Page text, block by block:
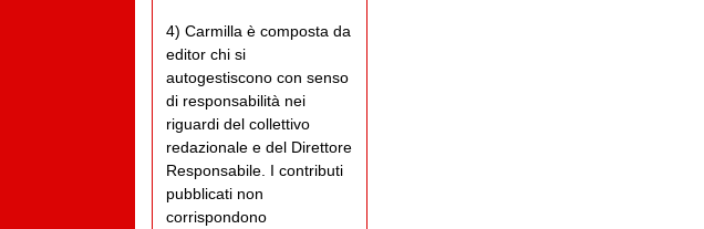
4) Carmilla è composta da
editor chi si
autogestiscono con senso
di responsabilità nei
riguardi del collettivo
redazionale e del Direttore
Responsabile. I contributi
pubblicati non
corrispondono